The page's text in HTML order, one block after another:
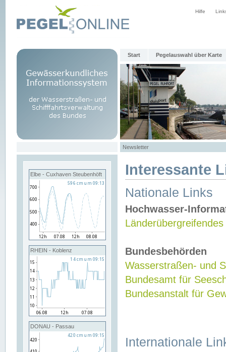
Hilfe
Start Pegelauswahl über Karte
Newsletter
Elbe - Cuxhaven Steubenhöft
RHEIN - Koblenz
DONAU - Passau
Interessante
Nationale Links
Hochwasser-
Bundesbehörden
Wasserstraßen- und
Bundesamt für
Bundesanstalt für
Internationale